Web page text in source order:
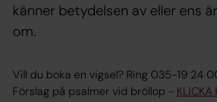
känner betydelsen av eller ens
om.
Vill du boka en vigsel? Ring 035-19 24
Förslag på psalmer vid bröllop - KLICKA